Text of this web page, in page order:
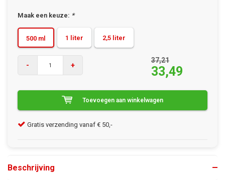
Maak een keuze: *
500 ml 1 liter 2,5 liter
- +
37,21
33,49
Toevoegen aan winkelwagen
Gratis verzending vanaf € 50,-
Beschrijving